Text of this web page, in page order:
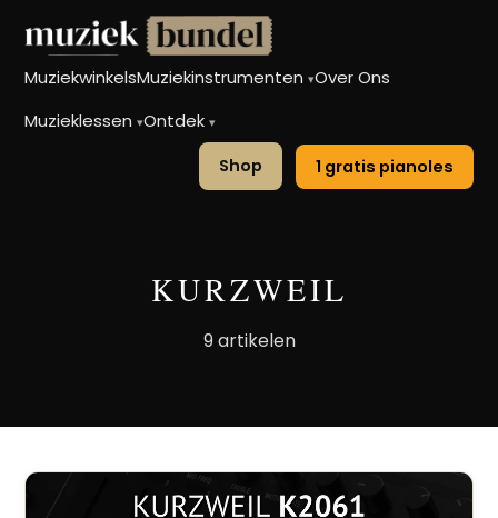
MuziekwinkelsMuziekinstrumenten▾Over Ons
Muzieklessen▾Ontdek▾
Shop 1 gratis pianoles
KURZWEIL
9 artikelen